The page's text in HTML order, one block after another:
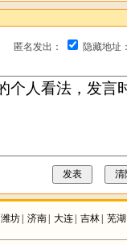
匿名发出： 隐藏地址
潍坊 济南 大连 吉林 芜湖